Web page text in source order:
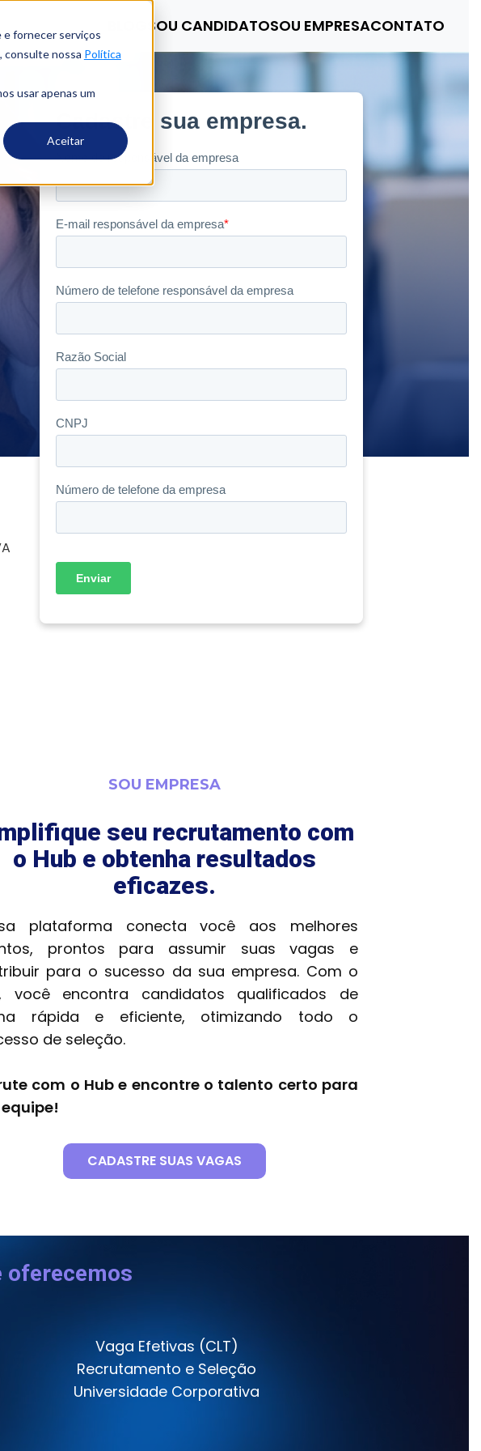
e fornecer serviços
consulte nossa Política
usar apenas um
Aceitar
SOU CANDIDATOSOU EMPRESACONTATO
SOU EMPRESA
seu recrutamento com
o Hub e obtenha resultados
eficazes.
plataforma conecta você aos melhores
prontos para assumir suas vagas e
para o sucesso da sua empresa. Com o
você encontra candidatos qualificados de
rápida e eficiente, otimizando todo o
de seleção.
com o Hub e encontre o talento certo para
CADASTRE SUAS VAGAS
oferecemos
Vaga Efetivas (CLT)
Recrutamento e Seleção
Universidade Corporativa